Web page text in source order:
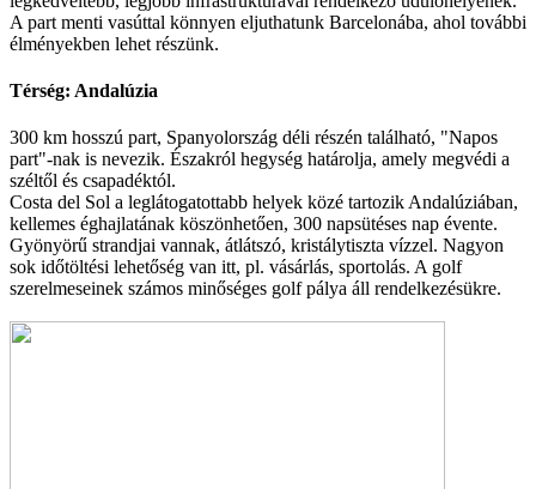
A part menti vasúttal könnyen eljuthatunk Barcelonába, ahol további
élményekben lehet részünk.
Térség: Andalúzia
300 km hosszú part, Spanyolország déli részén található, "Napos
part"-nak is nevezik. Északról hegység határolja, amely megvédi a
széltől és csapadéktól.
Costa del Sol a leglátogatottabb helyek közé tartozik Andalúziában,
kellemes éghajlatának köszönhetően, 300 napsütéses nap évente.
Gyönyörű strandjai vannak, átlátszó, kristálytiszta vízzel. Nagyon
sok időtöltési lehetőség van itt, pl. vásárlás, sportolás. A golf
szerelmeseinek számos minőséges golf pálya áll rendelkezésükre.